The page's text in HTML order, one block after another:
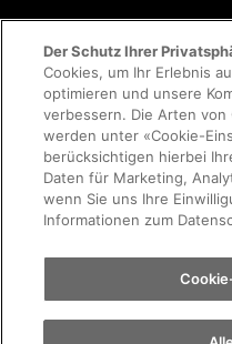
Datenschutzerklärung
Cookie-Richtlinie
Der Schutz Ihrer
Cookies, um Ihr Erlebnis
optimieren und unsere
verbessern. Die Arten
werden unter «Cookie-
berücksichtigen hierbei
Daten für Marketing,
wenn Sie uns Ihre
Informationen zum